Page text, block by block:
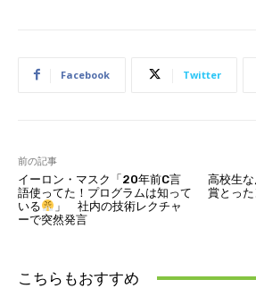
Facebook Twitter
前の記事
イーロン・マスク「20年前C言
語使ってた！プログラムは知って
いる
」 社内の技術レクチャ
ーで突然発言
高校生
賞とっ
こちらもおすすめ